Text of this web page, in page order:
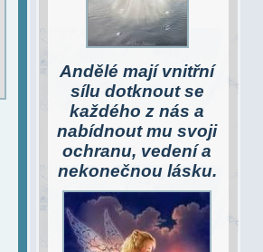
Andělé mají vnitřní
sílu dotknout se
každého z nás a
nabídnout mu svoji
ochranu, vedení a
nekonečnou lásku.